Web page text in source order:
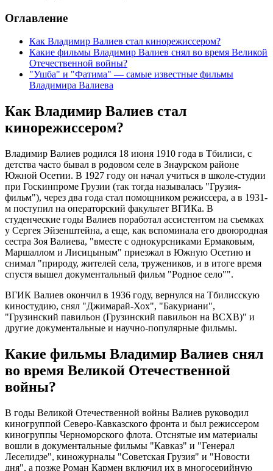
Оглавление
Как Владимир Валиев стал кинорежиссером?
Какие фильмы Владимир Валиев снял во время Великой
Отечественной войны?
"Ушба" и "Фатима" — самые известные фильмы
Владимира Валиева
Как Владимир Валиев стал
кинорежиссером?
Владимир Валиев родился 18 июня 1910 года в Тбилиси, с
детства часто бывал в родовом селе в Знаурском районе
Южной Осетии. В 1927 году он начал учиться в школе-студии
при Госкинпроме Грузии (так тогда называлась "Грузия-
фильм"), через два года стал помощником режиссера, а в 1931-
м поступил на операторский факультет ВГИКа. В
студенческие годы Валиев поработал ассистентом на съемках
у Сергея Эйзенштейна, а еще, как вспоминала его двоюродная
сестра Зоя Валиева, "вместе с однокурсниками Ермаковым,
Маршаллом и Лисицыным" приезжал в Южную Осетию и
снимал "природу, жителей села, тружеников, и в итоге время
спустя вышел документальный фильм "Родное село"".
ВГИК Валиев окончил в 1936 году, вернулся на Тбилисскую
киностудию, снял "Джимарай-Хох", "Бакуриани",
"Грузинский павильон (Грузинский павильон на ВСХВ)" и
другие документальные и научно-популярные фильмы.
Какие фильмы Владимир Валиев снял
во время Великой Отечественной
войны?
В годы Великой Отечественной войны Валиев руководил
киногруппой Северо-Кавказского фронта и был режиссером
киногруппы Черноморского флота. Отснятые им материалы
вошли в документальные фильмы "Кавказ" и "Генерал
Леселидзе", киножурналы "Советская Грузия" и "Новости
дня", а позже Роман Кармен включил их в многосерийную